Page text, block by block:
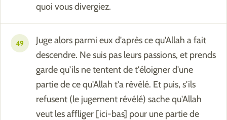
quoi vous divergiez.
49
Juge alors parmi eux d'après ce qu'Allah a fait
descendre. Ne suis pas leurs passions, et prends
garde qu'ils ne tentent de t'éloigner d'une
partie de ce qu'Allah t'a révélé. Et puis, s'ils
refusent (le jugement révélé) sache qu'Allah
veut les affliger [ici-bas] pour une partie de